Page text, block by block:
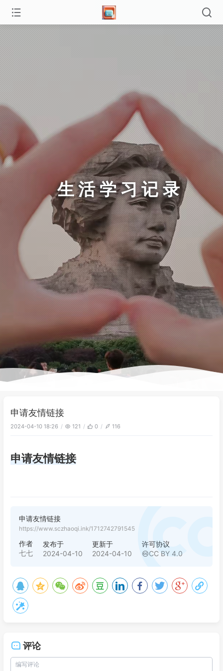
生活学习记录
申请友情链接
2024-04-10 18:26 121 0 116
申请友情链接
申请友情链接
https://www.sczhaoqi.ink/1712742791545
作者
七七
发布于
2024-04-10
更新于
2024-04-10
许可协议
CC BY 4.0
评论